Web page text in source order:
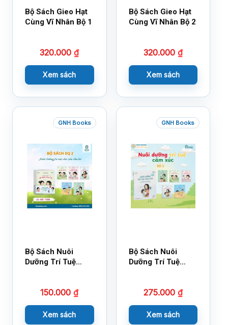
Bộ Sách Gieo Hạt
Cùng Vĩ Nhân Bộ 1
320.000₫
Xem sách
Bộ Sách Gieo Hạt
Cùng Vĩ Nhân Bộ 2
320.000 ₫
Xem sách
GNH Books
Bộ Sách Nuôi
Dưỡng Trí Tuệ
150.000₫
Xem sách
GNH Books
Bộ Sách Nuôi
Dưỡng Trí Tuệ
275.000 ₫
Xem sách